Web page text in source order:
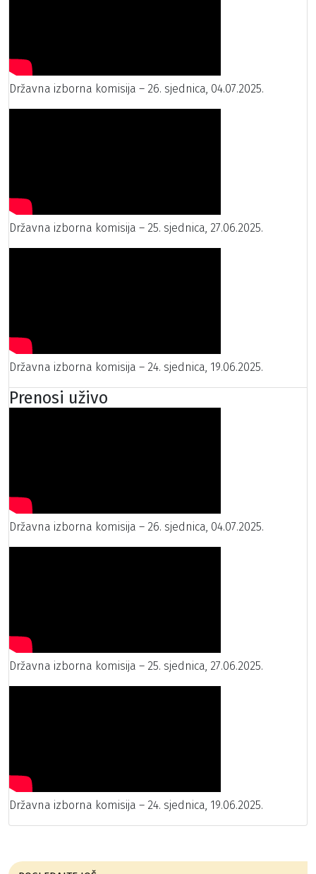
Državna izborna komisija – 26. sjednica, 04.07.2025.
Državna izborna komisija – 25. sjednica, 27.06.2025.
Državna izborna komisija – 24. sjednica, 19.06.2025.
Prenosi uživo
Državna izborna komisija – 26. sjednica, 04.07.2025.
Državna izborna komisija – 25. sjednica, 27.06.2025.
Državna izborna komisija – 24. sjednica, 19.06.2025.